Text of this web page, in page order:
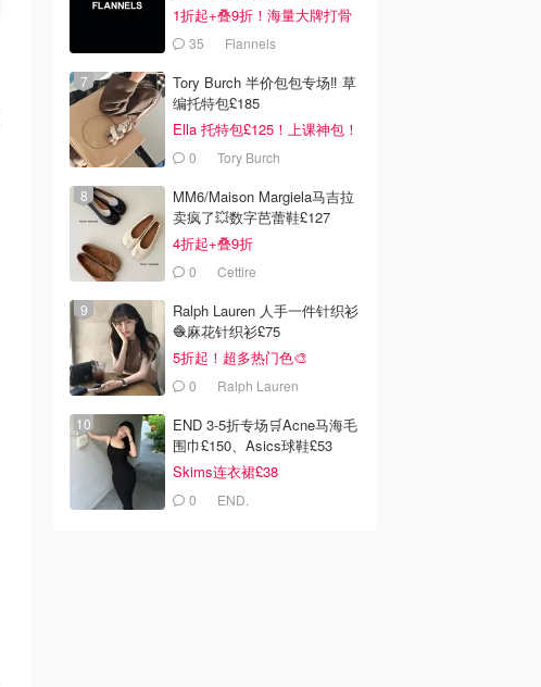
1折起+叠9折！海量大牌打骨
折！
35 Flannels
Tory Burch 半价包包专场‼️ 草
编托特包£185
Ella 托特包£125！上课神包！
0 Tory Burch
MM6/Maison Margiela马吉拉
卖疯了💥数字芭蕾鞋£127
4折起+叠9折
0 Cettire
Ralph Lauren 人手一件针织衫
🧶麻花针织衫£75
5折起！超多热门色🎨
0 Ralph Lauren
END 3-5折专场🛒Acne马海毛
围巾£150、Asics球鞋£53
Skims连衣裙£38
0 END.